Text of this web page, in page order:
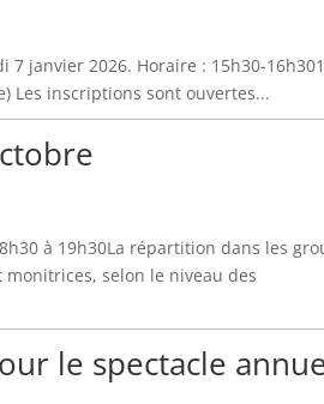
7 janvier 2026. Horaire : 15h30-
Les inscriptions sont ouvertes...
à 19h30La répartition dans les
selon le niveau des
le spectacle